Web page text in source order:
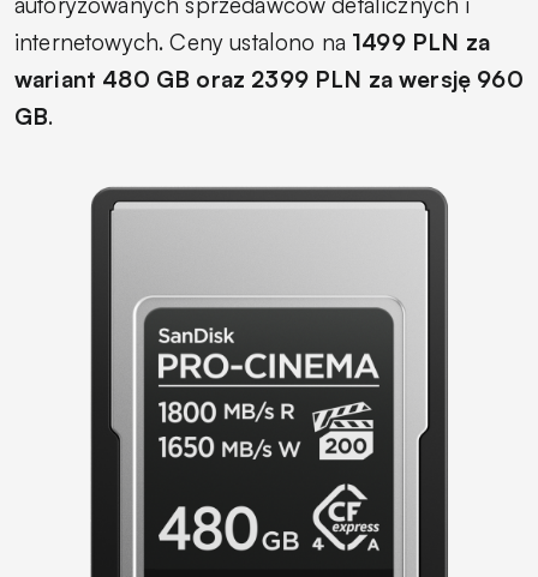
internetowych. Ceny ustalono na 1499 PLN za
wariant 480 GB oraz 2399 PLN za wersję 960
GB.